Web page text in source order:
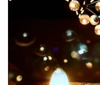
® Cấm sao chép dưới mọi
thuận bằng văn bản. Ghi